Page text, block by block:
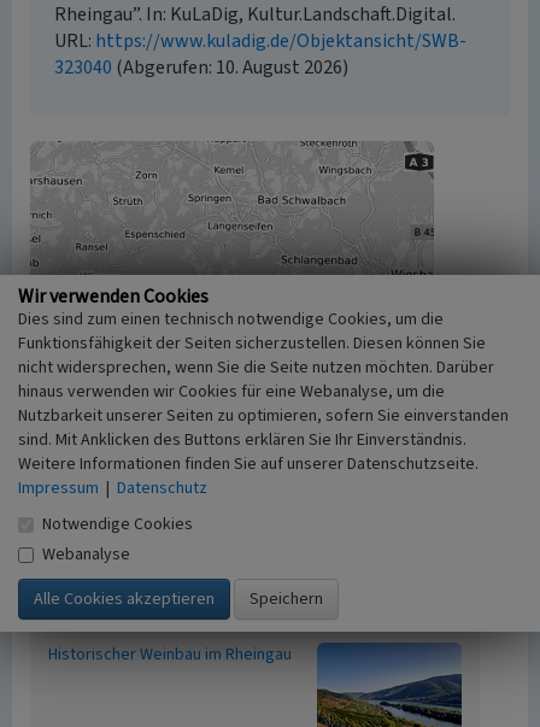
Rheingau”. In: KuLaDig, Kultur.Landschaft.Digital.
URL: https://www.kuladig.de/Objektansicht/SWB-
323040 (Abgerufen: 10. August 2026)
Übergeordnetes Objekt
Historischer Weinbau im Rheingau
Wir verwenden Cookies
Dies sind zum einen technisch notwendige Cookies, um die
Funktionsfähigkeit der Seiten sicherzustellen. Diesen können Sie
nicht widersprechen, wenn Sie die Seite nutzen möchten. Darüber
hinaus verwenden wir Cookies für eine Webanalyse, um die
Nutzbarkeit unserer Seiten zu optimieren, sofern Sie einverstanden
sind. Mit Anklicken des Buttons erklären Sie Ihr Einverständnis.
Weitere Informationen finden Sie auf unserer Datenschutzseite.
Impressum | Datenschutz
Notwendige Cookies
Webanalyse